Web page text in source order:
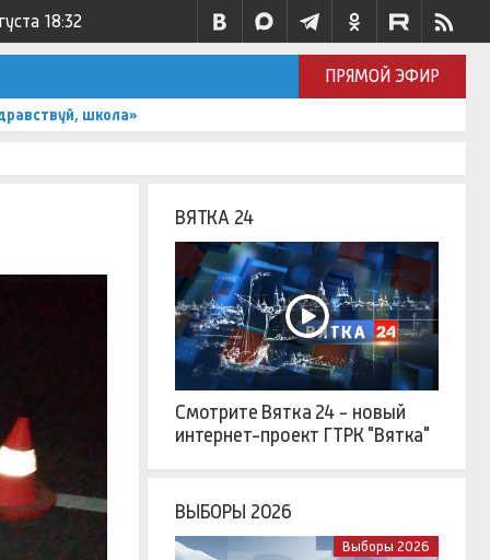
18:32
ПРЯМОЙ ЭФИР
школа»
ВЯТКА 24
Смотрите Вятка 24 - новый
интернет-проект ГТРК "Вятка"
ВЫБОРЫ 2026
Выборы 2026